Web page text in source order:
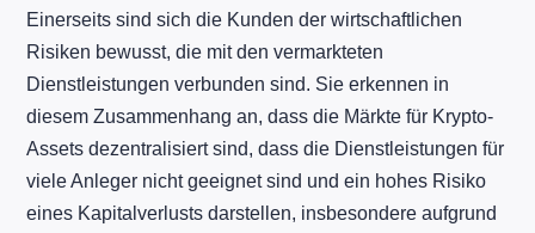
Einerseits sind sich die Kunden der wirtschaftlichen
Risiken bewusst, die mit den vermarkteten
Dienstleistungen verbunden sind. Sie erkennen in
diesem Zusammenhang an, dass die Märkte für Krypto-
Assets dezentralisiert sind, dass die Dienstleistungen für
viele Anleger nicht geeignet sind und ein hohes Risiko
eines Kapitalverlusts darstellen, insbesondere aufgrund